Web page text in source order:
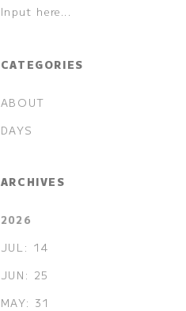
CATEGORIES
ABOUT
DAYS
ARCHIVES
2026
JUL: 14
JUN: 25
MAY: 31